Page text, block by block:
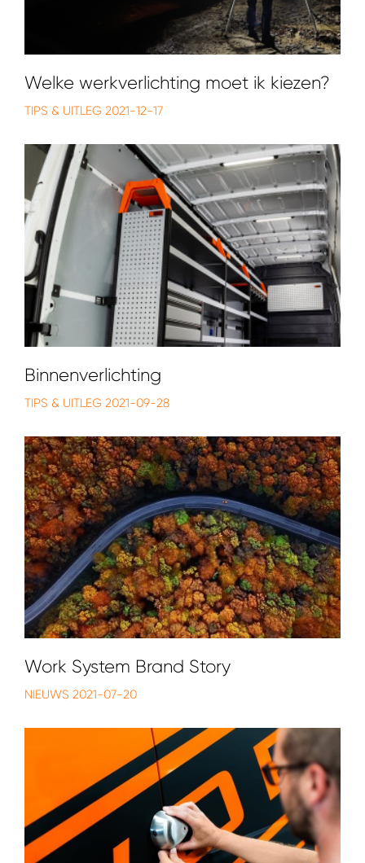
Welke werkverlichting moet ik kiezen?
TIPS & UITLEG 2021-12-17
Binnenverlichting
TIPS & UITLEG 2021-09-28
Work System Brand Story
NIEUWS 2021-07-20